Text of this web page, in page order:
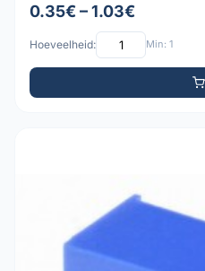
0.35€ – 1.03€
Hoeveelheid: Min: 1